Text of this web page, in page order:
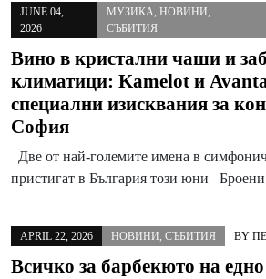
JUNE 04,
2026
МУЗИКА, НОВИНИ,
СЪБИТИЯ
Вино в кристални чаши и
климатици: Kamelot и
специални изисквания за
София
Две от най-големите имена в
пристигат в България този юни
APRIL 22, 2026 НОВИНИ, СЪБИТИЯ BY
Всичко за барбекюто на